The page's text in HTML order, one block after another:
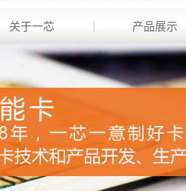
关于一芯 产品展示